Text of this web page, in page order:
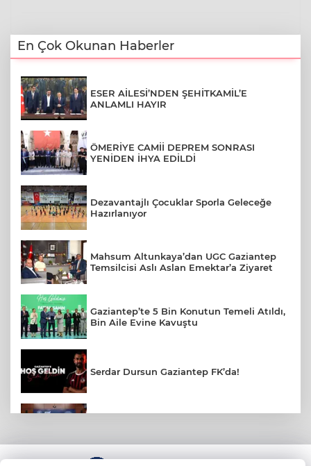
En Çok Okunan Haberler
ESER AİLESİ’NDEN ŞEHİTKAMİL’E
ANLAMLI HAYIR
ÖMERİYE CAMİİ DEPREM SONRASI
YENİDEN İHYA EDİLDİ
Dezavantajlı Çocuklar Sporla Geleceğe
Hazırlanıyor
Mahsum Altunkaya’dan UGC Gaziantep
Temsilcisi Aslı Aslan Emektar’a Ziyaret
Gaziantep’te 5 Bin Konutun Temeli Atıldı,
Bin Aile Evine Kavuştu
Serdar Dursun Gaziantep FK’da!